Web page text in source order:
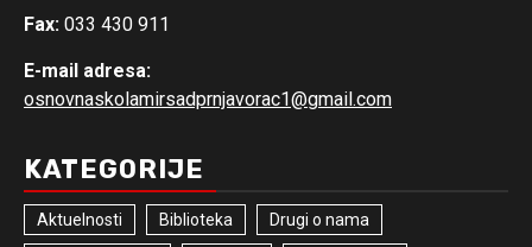
Fax: 033 430 911
E-mail adresa:
osnovnaskolamirsadprnjavorac1@gmail.com
KATEGORIJE
Aktuelnosti Biblioteka Drugi o nama